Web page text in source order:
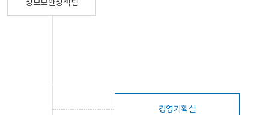
정보보안정책팀
경영기획실